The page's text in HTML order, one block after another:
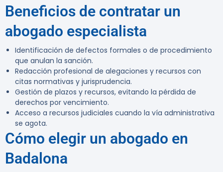
Beneficios de contratar un
abogado especialista
Identificación de defectos formales o de procedimiento
que anulan la sanción.
Redacción profesional de alegaciones y recursos con
citas normativas y jurisprudencia.
Gestión de plazos y recursos, evitando la pérdida de
derechos por vencimiento.
Acceso a recursos judiciales cuando la vía administrativa
se agota.
Cómo elegir un abogado en
Badalona